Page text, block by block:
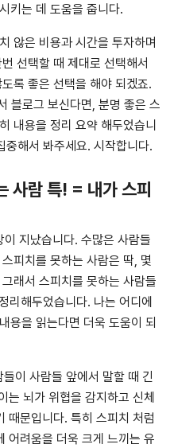
키는 데 도움을 줍니다.
않은 비용과 시간을 투자하며
선택할 때 제대로 선택해서
록 좋은 선택을 해야 되겠죠.
블로그 보신다면, 분명 좋은 스
내용을 정리 요약 해두었습니
중해서 봐주세요. 시작합니다.
사람 특! = 내가 스피
지났습니다. 수많은 사람들
피치를 못하는 사람은 딱, 몇
래서 스피치를 못하는 사람들
리해두었습니다. 나는 어디에
용을 읽는다면 더욱 도움이 되
들이 사람들 앞에서 말할 때 긴
는 뇌가 위협을 감지하고 신체
때문입니다. 특히 스피치 처럼
어려움을 더욱 크게 느끼는 유